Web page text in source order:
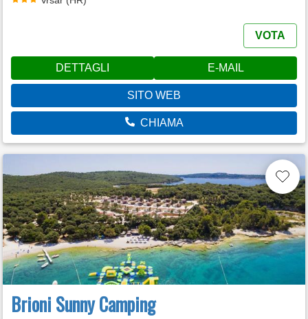
VOTA
DETTAGLI E-MAIL
SITO WEB
CHIAMA
Brioni Sunny Camping